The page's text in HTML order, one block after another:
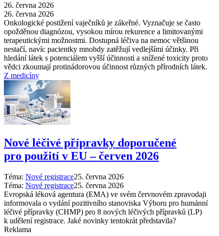
26. června 2026
26. června 2026
Onkologické postižení vaječníků je zákeřné. Vyznačuje se často
opožděnou diagnózou, vysokou mírou rekurence a limitovanými
terapeutickými možnostmi. Dostupná léčiva na nemoc většinou
nestačí, navíc pacientky mnohdy zatěžují vedlejšími účinky. Při
hledání látek s potenciálem vyšší účinnosti a snížené toxicity proto
vědci zkoumají protinádorovou účinnost různých přírodních látek.
Z medicíny
Nové léčivé přípravky doporučené
pro použití v EU –⁠ červen 2026
Téma: Nové registrace25. června 2026
Téma: Nové registrace25. června 2026
Evropská léková agentura (EMA) ve svém červnovém zpravodaji
informovala o vydání pozitivního stanoviska Výboru pro humánní
léčivé přípravky (CHMP) pro 8 nových léčivých přípravků (LP)
k udělení registrace. Jaké novinky tentokrát představila?
Reklama